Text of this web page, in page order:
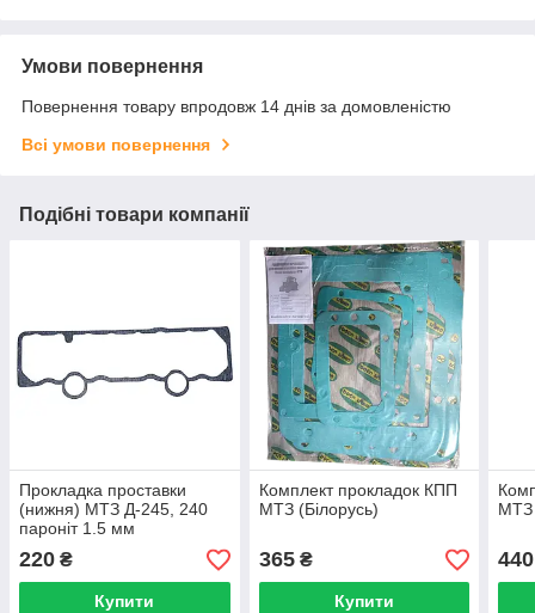
Умови повернення
Повернення товару впродовж 14 днів за домовленістю
Всі умови повернення
Подібні товари компанії
Прокладка проставки
(нижня) МТЗ Д-245, 240
пароніт 1.5 мм
220 ₴
Купити
Комплект прокладок КПП
МТЗ (Білорусь)
365₴
Купити
МТЗ
440